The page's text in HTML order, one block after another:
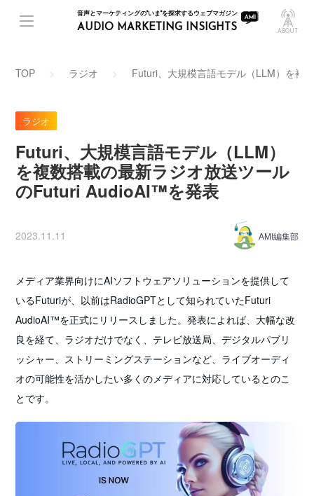
音声とマーケティングの"いま"を探求するウェブマガジン
AUDIO MARKETING INSIGHTS ABOUT
TOP ラジオ Futuri、大規模言語モデル（LLM）を複
ラジオ
Futuri、大規模言語モデル（LLM）
を複数搭載の最新ラジオ放送ツール
のFuturi AudioAI™を発表
2023.11.11 AMI編集部
メディア業界向けにAIソフトウェアソリューションを提供して
いるFuturiが、以前はRadioGPTとして知られていたFuturi
AudioAI™を正式にリリースしました。発表によれば、大幅な改
良を経て、ラジオだけでなく、テレビ放送局、デジタルパブリ
ッシャー、ストリーミングステーションなど、ライブオーディ
オの可能性を活かしたい多くのメディアに対応しているとのこ
とです。